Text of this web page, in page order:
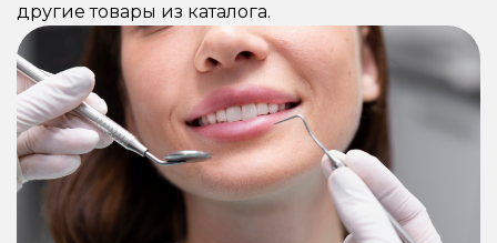
другие товары из каталога.